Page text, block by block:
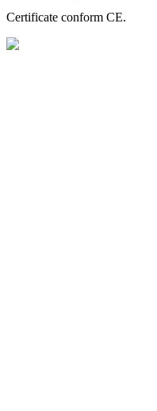
Certificate conform CE.